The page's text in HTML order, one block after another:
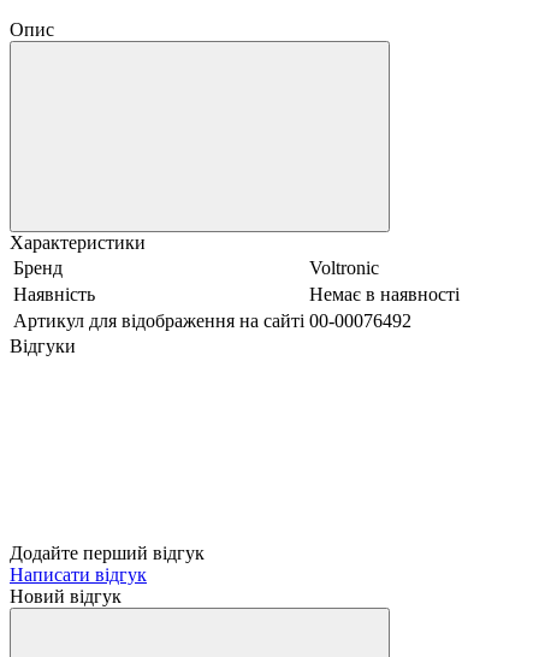
Опис
Характеристики
Бренд
Voltronic
Наявність
Немає в наявності
Артикул для відображення на сайті 00-00076492
Відгуки
Додайте перший відгук
Написати відгук
Новий відгук